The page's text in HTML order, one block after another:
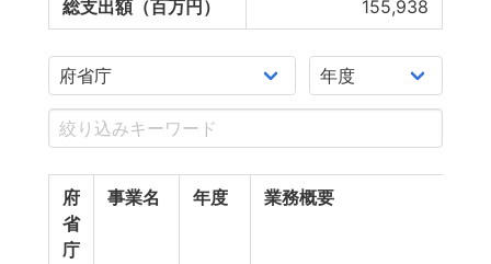
総支出額（百万円） 155,938
府
省
庁
事業名 年度 業務概要